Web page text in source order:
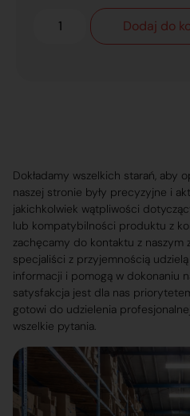
Dodaj do
Dokładamy wszelkich starań, aby
naszej stronie były precyzyjne i
jakichkolwiek wątpliwości
lub kompatybilności produktu z
zachęcamy do kontaktu z naszym
specjaliści z przyjemnością
informacji i pomogą w dokonaniu
satysfakcja jest dla nas
gotowi do udzielenia
wszelkie pytania.